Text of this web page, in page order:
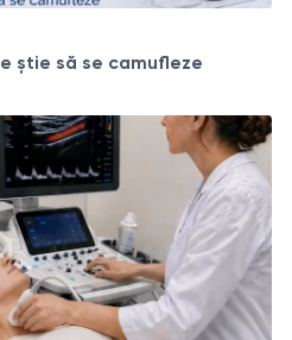
știe să se camufleze